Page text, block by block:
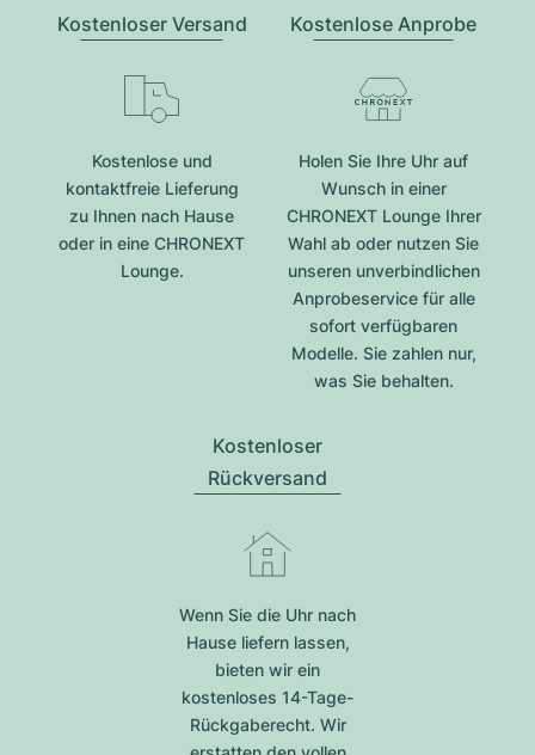
Kostenloser Versand
Kostenlose und
kontaktfreie Lieferung
zu Ihnen nach Hause
oder in eine CHRONEXT
Lounge.
Kostenlose Anprobe
Holen Sie Ihre Uhr auf
Wunsch in einer
CHRONEXT Lounge Ihrer
Wahl ab oder nutzen Sie
unseren unverbindlichen
Anprobeservice für alle
sofort verfügbaren
Modelle. Sie zahlen nur,
was Sie behalten.
Kostenloser
Rückversand
Wenn Sie die Uhr nach
Hause liefern lassen,
bieten wir ein
kostenloses 14-Tage-
Rückgaberecht. Wir